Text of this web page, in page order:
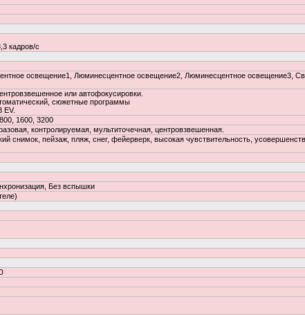
кадров/с
освещение1, Люминесцентное освещение2, Люминесцентное освещение3,
или автофокусировки.
сюжетные программы
EV.
1600, 3200
контролируемая, мультиточечная, центровзвешенная.
снимок, пейзаж, пляж, снег, фейерверк, высокая чувствительность,
Без вспышки